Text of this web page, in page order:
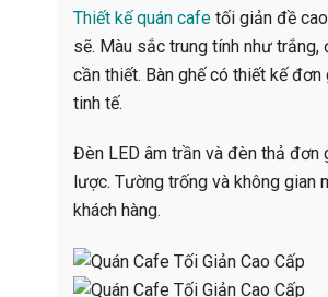
Thiết kế quán cafe tối giản đề
sẽ. Màu sắc trung tính như
cần thiết. Bàn ghế có thiết kế
tinh tế.
Đèn LED âm trần và đèn thả đơn
lược. Tường trống và không gian
khách hàng.